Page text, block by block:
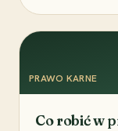
PRAWO KARNE
Co robić w